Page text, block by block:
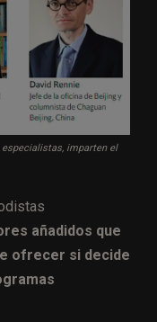
imparten el
añadidos que
ofrecer si decide